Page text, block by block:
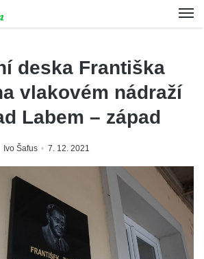
deska Františka
vlakovém nádraží
Labem – západ
Ivo Šafus 7. 12. 2021